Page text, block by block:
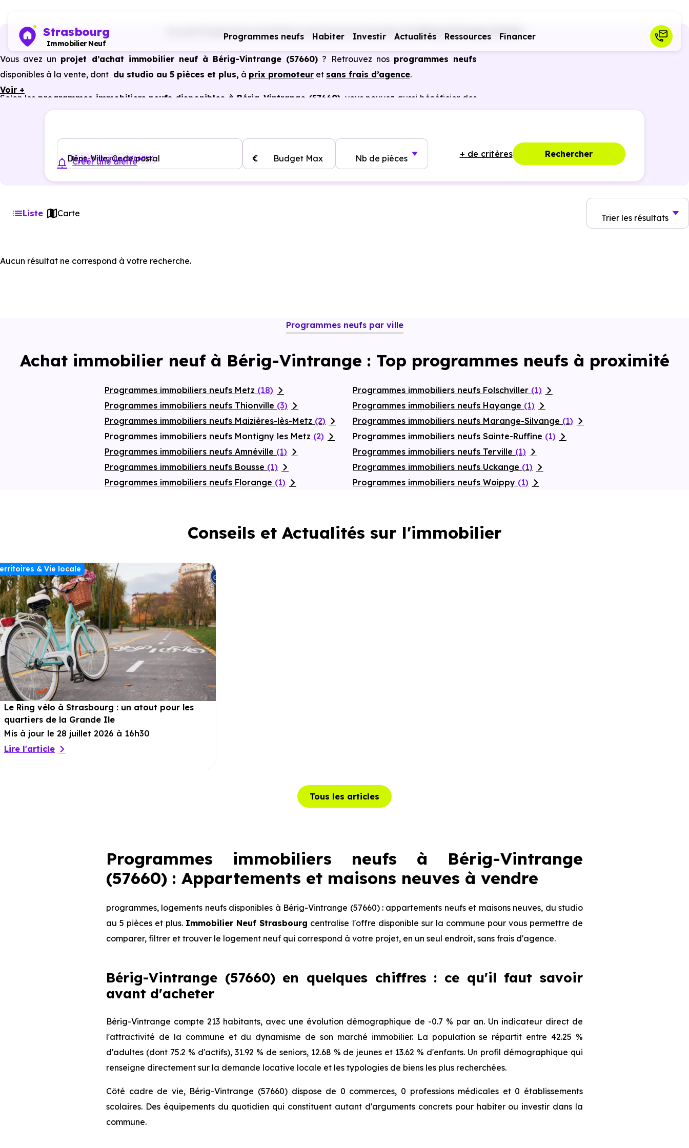
Strasbourg
Immobilier Neuf
Programmes neufs Habiter Investir Actualités Ressources Financer
Programmes immobiliers neufs Grand Est Moselle (57) Bérig-Vintrange (57660)
Vous avez un projet d’achat immobilier neuf à Bérig-Vintrange (57660) ? Retrouvez nos programmes neufs
disponibles à la vente, dont du studio au 5 pièces et plus, à prix promoteur et sans frais d’agence.
Selon les programmes immobiliers neufs disponibles à Bérig-Vintrange (57660) , vous pouvez aussi bénéficier des
Voir +
Dépt, Ville, Code postal
Bérig-Vintrange (57660) Budget Max
€ Nb de pièces + de critères Rechercher
Créer une alerte
Liste Carte Trier les résultats
Aucun résultat ne correspond à votre recherche.
Programmes neufs par ville
Achat immobilier neuf à Bérig-Vintrange : Top programmes neufs à proximité
Programmes immobiliers neufs Metz (18)
Programmes immobiliers neufs Thionville (3)
Programmes immobiliers neufs Maizières-lès-Metz (2)
Programmes immobiliers neufs Montigny les Metz (2)
Programmes immobiliers neufs Amnéville (1)
Programmes immobiliers neufs Bousse (1)
Programmes immobiliers neufs Florange (1)
Programmes immobiliers neufs Folschviller (1)
Programmes immobiliers neufs Hayange (1)
Programmes immobiliers neufs Marange-Silvange (1)
Programmes immobiliers neufs Sainte-Ruffine (1)
Programmes immobiliers neufs Terville (1)
Programmes immobiliers neufs Uckange (1)
Programmes immobiliers neufs Woippy (1)
Conseils et Actualités sur l'immobilier
& Vie locale
Le Ring vélo à Strasbourg : un atout pour les
quartiers de la Grande Ile
Mis à jour le 28 juillet 2026 à 16h30
Lire l'article
Tous les articles
Programmes immobiliers neufs à Bérig-Vintrange
(57660) : Appartements et maisons neuves à vendre
programmes, logements neufs disponibles à Bérig-Vintrange (57660) : appartements neufs et maisons neuves, du studio
au 5 pièces et plus. Immobilier Neuf Strasbourg centralise l'offre disponible sur la commune pour vous permettre de
comparer, filtrer et trouver le logement neuf qui correspond à votre projet, en un seul endroit, sans frais d'agence.
Bérig-Vintrange (57660) en quelques chiffres : ce qu'il faut savoir
avant d'acheter
Bérig-Vintrange compte 213 habitants, avec une évolution démographique de -0.7 % par an. Un indicateur direct de
l'attractivité de la commune et du dynamisme de son marché immobilier. La population se répartit entre 42.25 %
d'adultes (dont 75.2 % d'actifs), 31.92 % de seniors, 12.68 % de jeunes et 13.62 % d'enfants. Un profil démographique qui
renseigne directement sur la demande locative locale et les typologies de biens les plus recherchées.
Côté cadre de vie, Bérig-Vintrange (57660) dispose de 0 commerces, 0 professions médicales et 0 établissements
scolaires. Des équipements du quotidien qui constituent autant d'arguments concrets pour habiter ou investir dans la
commune.